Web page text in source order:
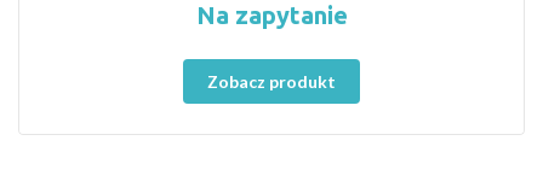
Na zapytanie
Zobacz produkt